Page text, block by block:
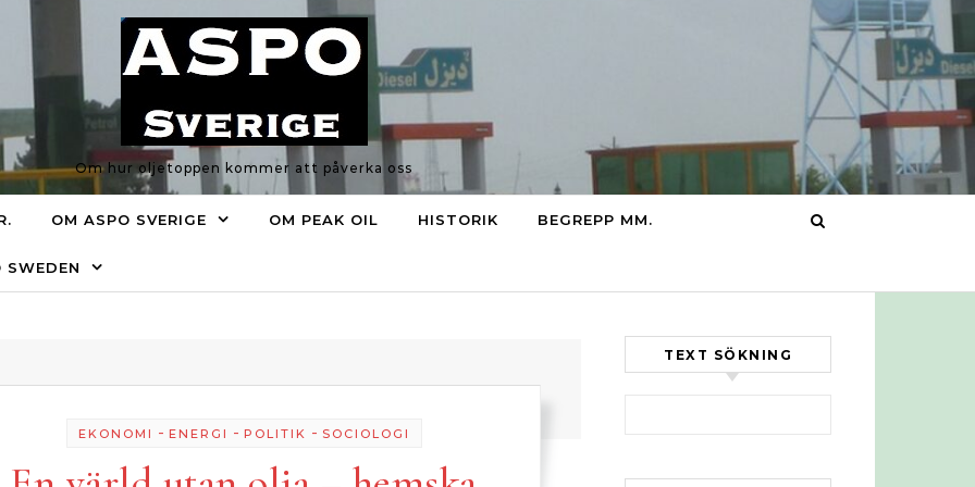
Om hur oljetoppen kommer att påverka oss
OM ASPO SVERIGE OM PEAK OIL HISTORIK BEGREPP MM.
EKONOMI - ENERGI - POLITIK - SOCIOLOGI
TEXT SÖKNING